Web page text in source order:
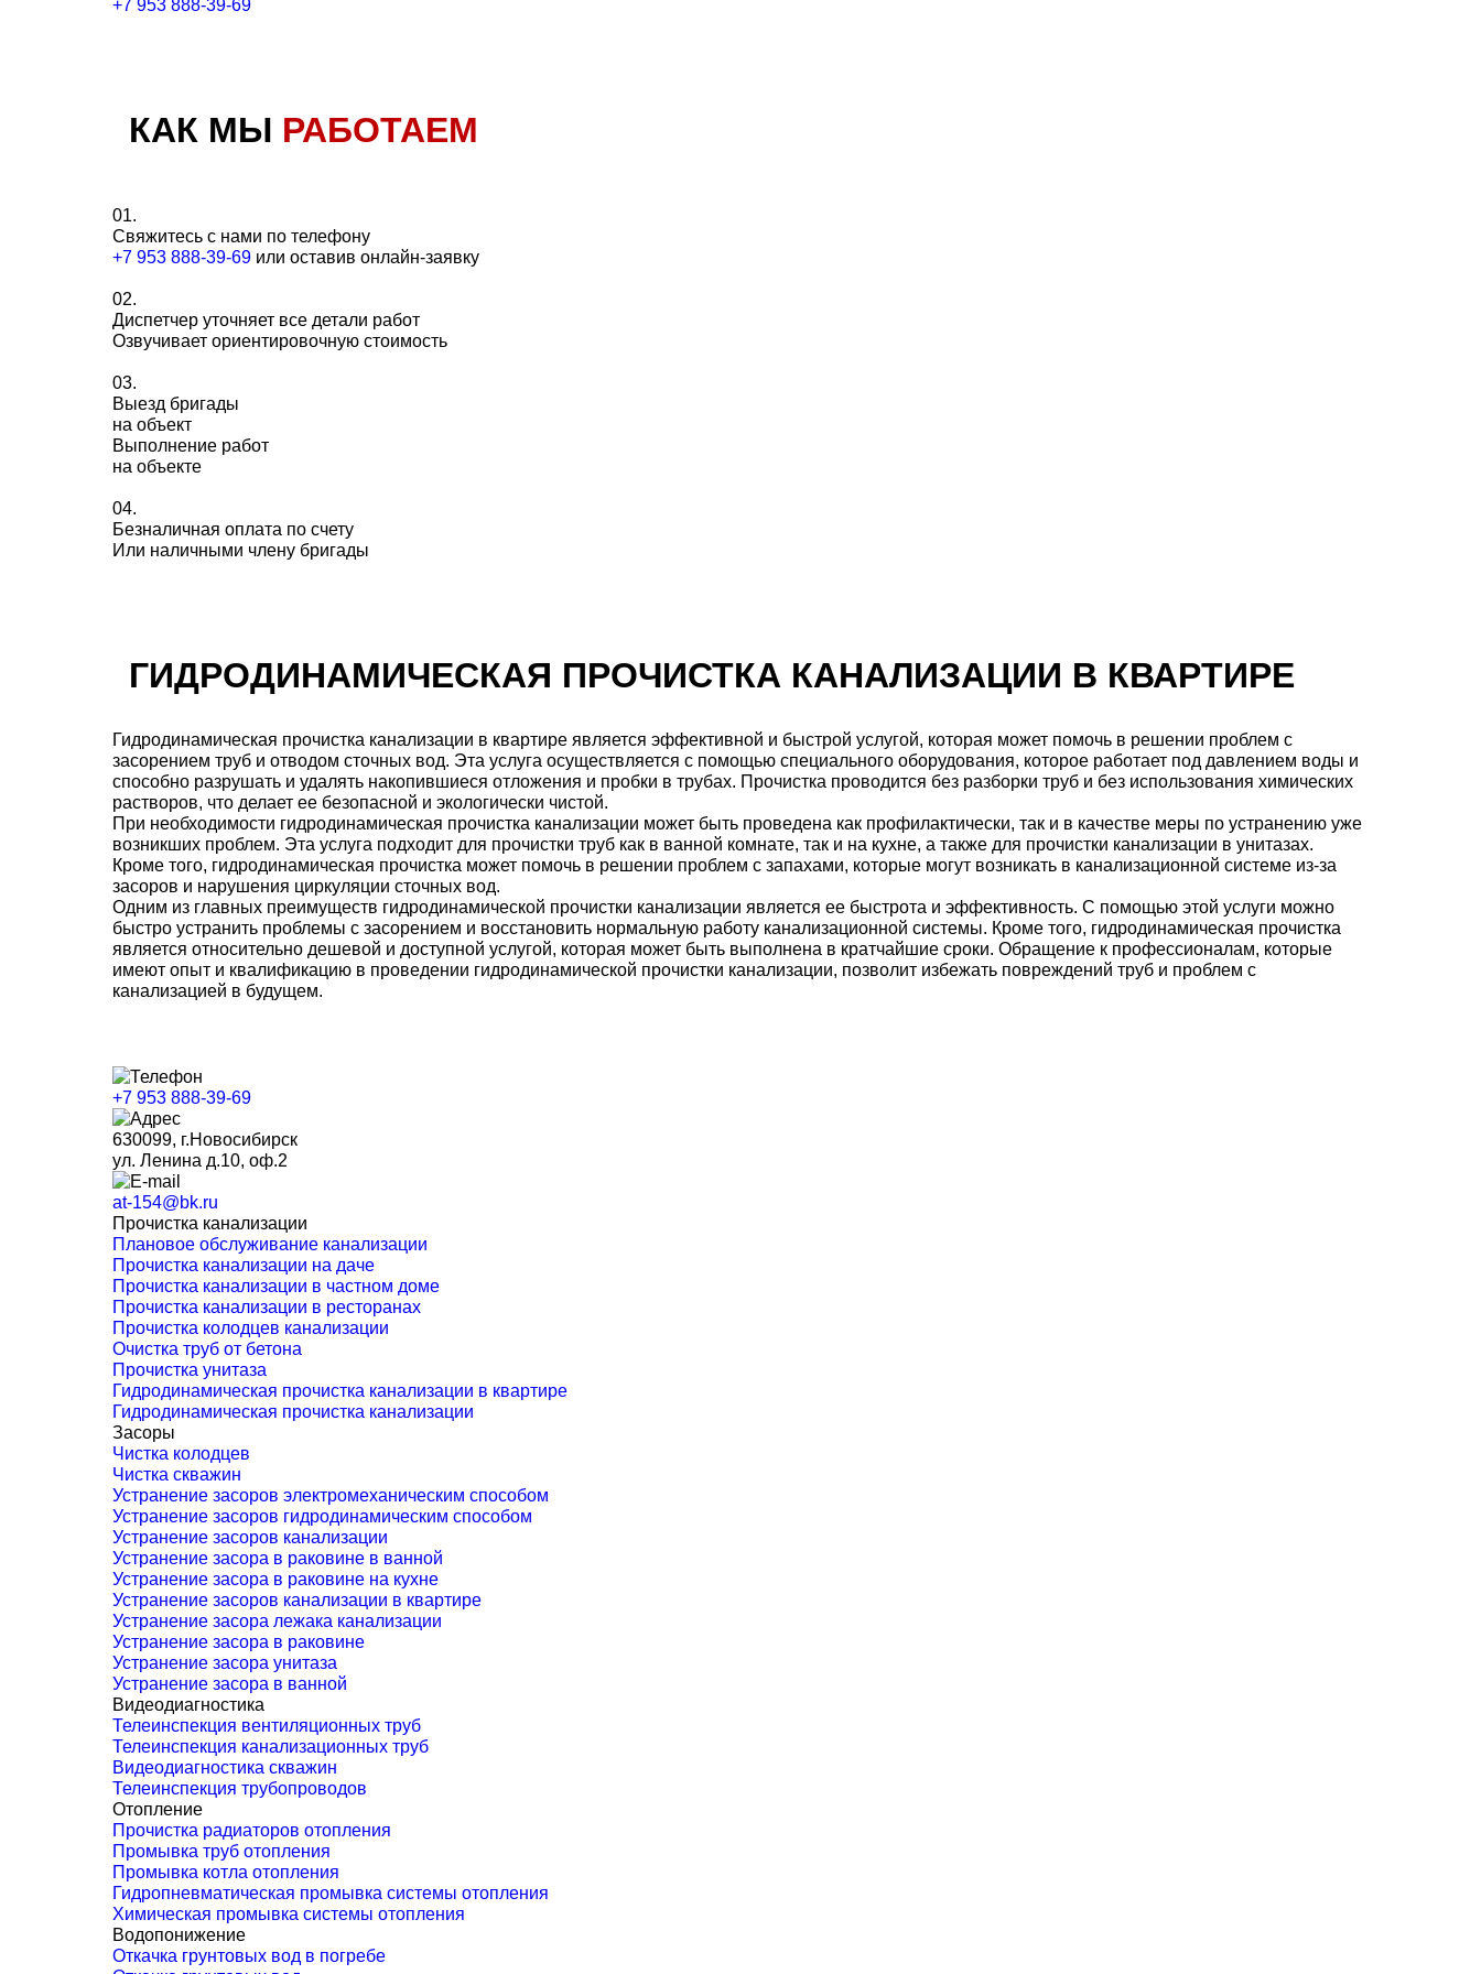
+7 953 888-39-69
КАК МЫ РАБОТАЕМ
01.
Свяжитесь с нами по телефону
+7 953 888-39-69 или оставив онлайн-заявку
02.
Диспетчер уточняет все детали работ
Озвучивает ориентировочную стоимость
03.
Выезд бригады
на объект
Выполнение работ
на объекте
04.
Безналичная оплата по счету
Или наличными члену бригады
ГИДРОДИНАМИЧЕСКАЯ ПРОЧИСТКА КАНАЛИЗАЦИИ В КВАРТИРЕ
Гидродинамическая прочистка канализации в квартире является эффективной и быстрой услугой, которая может помочь в решении проблем с
засорением труб и отводом сточных вод. Эта услуга осуществляется с помощью специального оборудования, которое работает под давлением воды и
способно разрушать и удалять накопившиеся отложения и пробки в трубах. Прочистка проводится без разборки труб и без использования химических
растворов, что делает ее безопасной и экологически чистой.
При необходимости гидродинамическая прочистка канализации может быть проведена как профилактически, так и в качестве меры по устранению уже
возникших проблем. Эта услуга подходит для прочистки труб как в ванной комнате, так и на кухне, а также для прочистки канализации в унитазах.
Кроме того, гидродинамическая прочистка может помочь в решении проблем с запахами, которые могут возникать в канализационной системе из-за
засоров и нарушения циркуляции сточных вод.
Одним из главных преимуществ гидродинамической прочистки канализации является ее быстрота и эффективность. С помощью этой услуги можно
быстро устранить проблемы с засорением и восстановить нормальную работу канализационной системы. Кроме того, гидродинамическая прочистка
является относительно дешевой и доступной услугой, которая может быть выполнена в кратчайшие сроки. Обращение к профессионалам, которые
имеют опыт и квалификацию в проведении гидродинамической прочистки канализации, позволит избежать повреждений труб и проблем с
канализацией в будущем.
+7 953 888-39-69
630099, г.Новосибирск
ул. Ленина д.10, оф.2
at-154@bk.ru
Прочистка канализации
Плановое обслуживание канализации
Прочистка канализации на даче
Прочистка канализации в частном доме
Прочистка канализации в ресторанах
Прочистка колодцев канализации
Очистка труб от бетона
Прочистка унитаза
Гидродинамическая прочистка канализации в квартире
Гидродинамическая прочистка канализации
Засоры
Чистка колодцев
Чистка скважин
Устранение засоров электромеханическим способом
Устранение засоров гидродинамическим способом
Устранение засоров канализации
Устранение засора в раковине в ванной
Устранение засора в раковине на кухне
Устранение засоров канализации в квартире
Устранение засора лежака канализации
Устранение засора в раковине
Устранение засора унитаза
Устранение засора в ванной
Видеодиагностика
Телеинспекция вентиляционных труб
Телеинспекция канализационных труб
Видеодиагностика скважин
Телеинспекция трубопроводов
Отопление
Прочистка радиаторов отопления
Промывка труб отопления
Промывка котла отопления
Гидропневматическая промывка системы отопления
Химическая промывка системы отопления
Водопонижение
Откачка грунтовых вод в погребе